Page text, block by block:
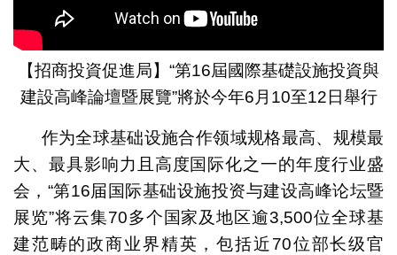
【招商投資促進局】“第16屆國際基礎設施投資與
建設高峰論壇暨展覽”將於今年6月10至12日舉行
作为全球基础设施合作领域规格最高、规模最
大、最具影响力且高度国际化之一的年度行业盛
会，“第16届国际基础设施投资与建设高峰论坛暨
展览”将云集70多个国家及地区逾3,500位全球基
建范畴的政商业界精英，包括近70位部长级官